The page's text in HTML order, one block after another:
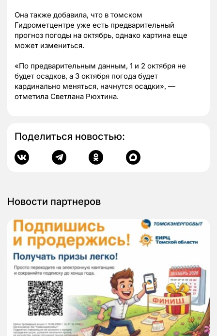
Она также добавила, что в томском
Гидрометцентре уже есть предварительный
прогноз погоды на октябрь, однако картина еще
может измениться.
«По предварительным данным, 1 и 2 октября не
будет осадков, а 3 октября погода будет
кардинально меняться, начнутся осадки», —
отметила Светлана Рюхтина.
Поделиться новостью:
Новости партнеров